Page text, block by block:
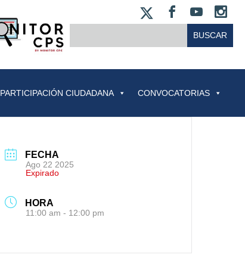
FACEBOOK
PARTICIPACIÓN CIUDADANA CONVOCATORIAS
FECHA
Ago 22 2025
Expirado
HORA
11:00 am - 12:00 pm